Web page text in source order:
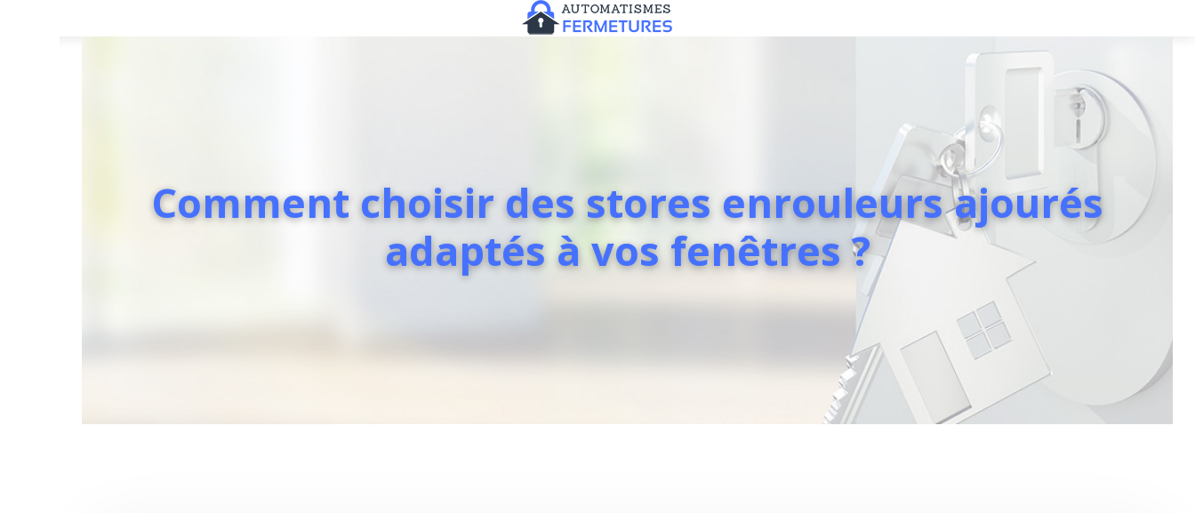
Comment choisir des stores enrouleurs ajourés
adaptés à vos fenêtres ?